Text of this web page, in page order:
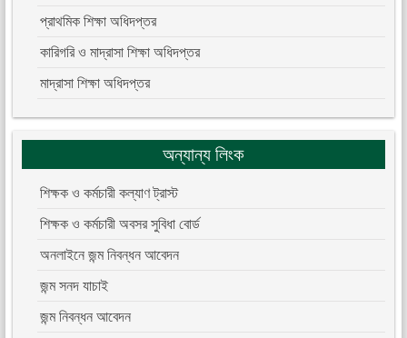
প্রাথমিক শিক্ষা অধিদপ্তর
কারিগরি ও মাদ্রাসা শিক্ষা অধিদপ্তর
মাদ্রাসা শিক্ষা অধিদপ্তর
অন্যান্য লিংক
শিক্ষক ও কর্মচারী কল্যাণ ট্রাস্ট
শিক্ষক ও কর্মচারী অবসর সুবিধা বোর্ড
অনলাইনে জন্ম নিবন্ধন আবেদন
জন্ম সনদ যাচাই
জন্ম নিবন্ধন আবেদন